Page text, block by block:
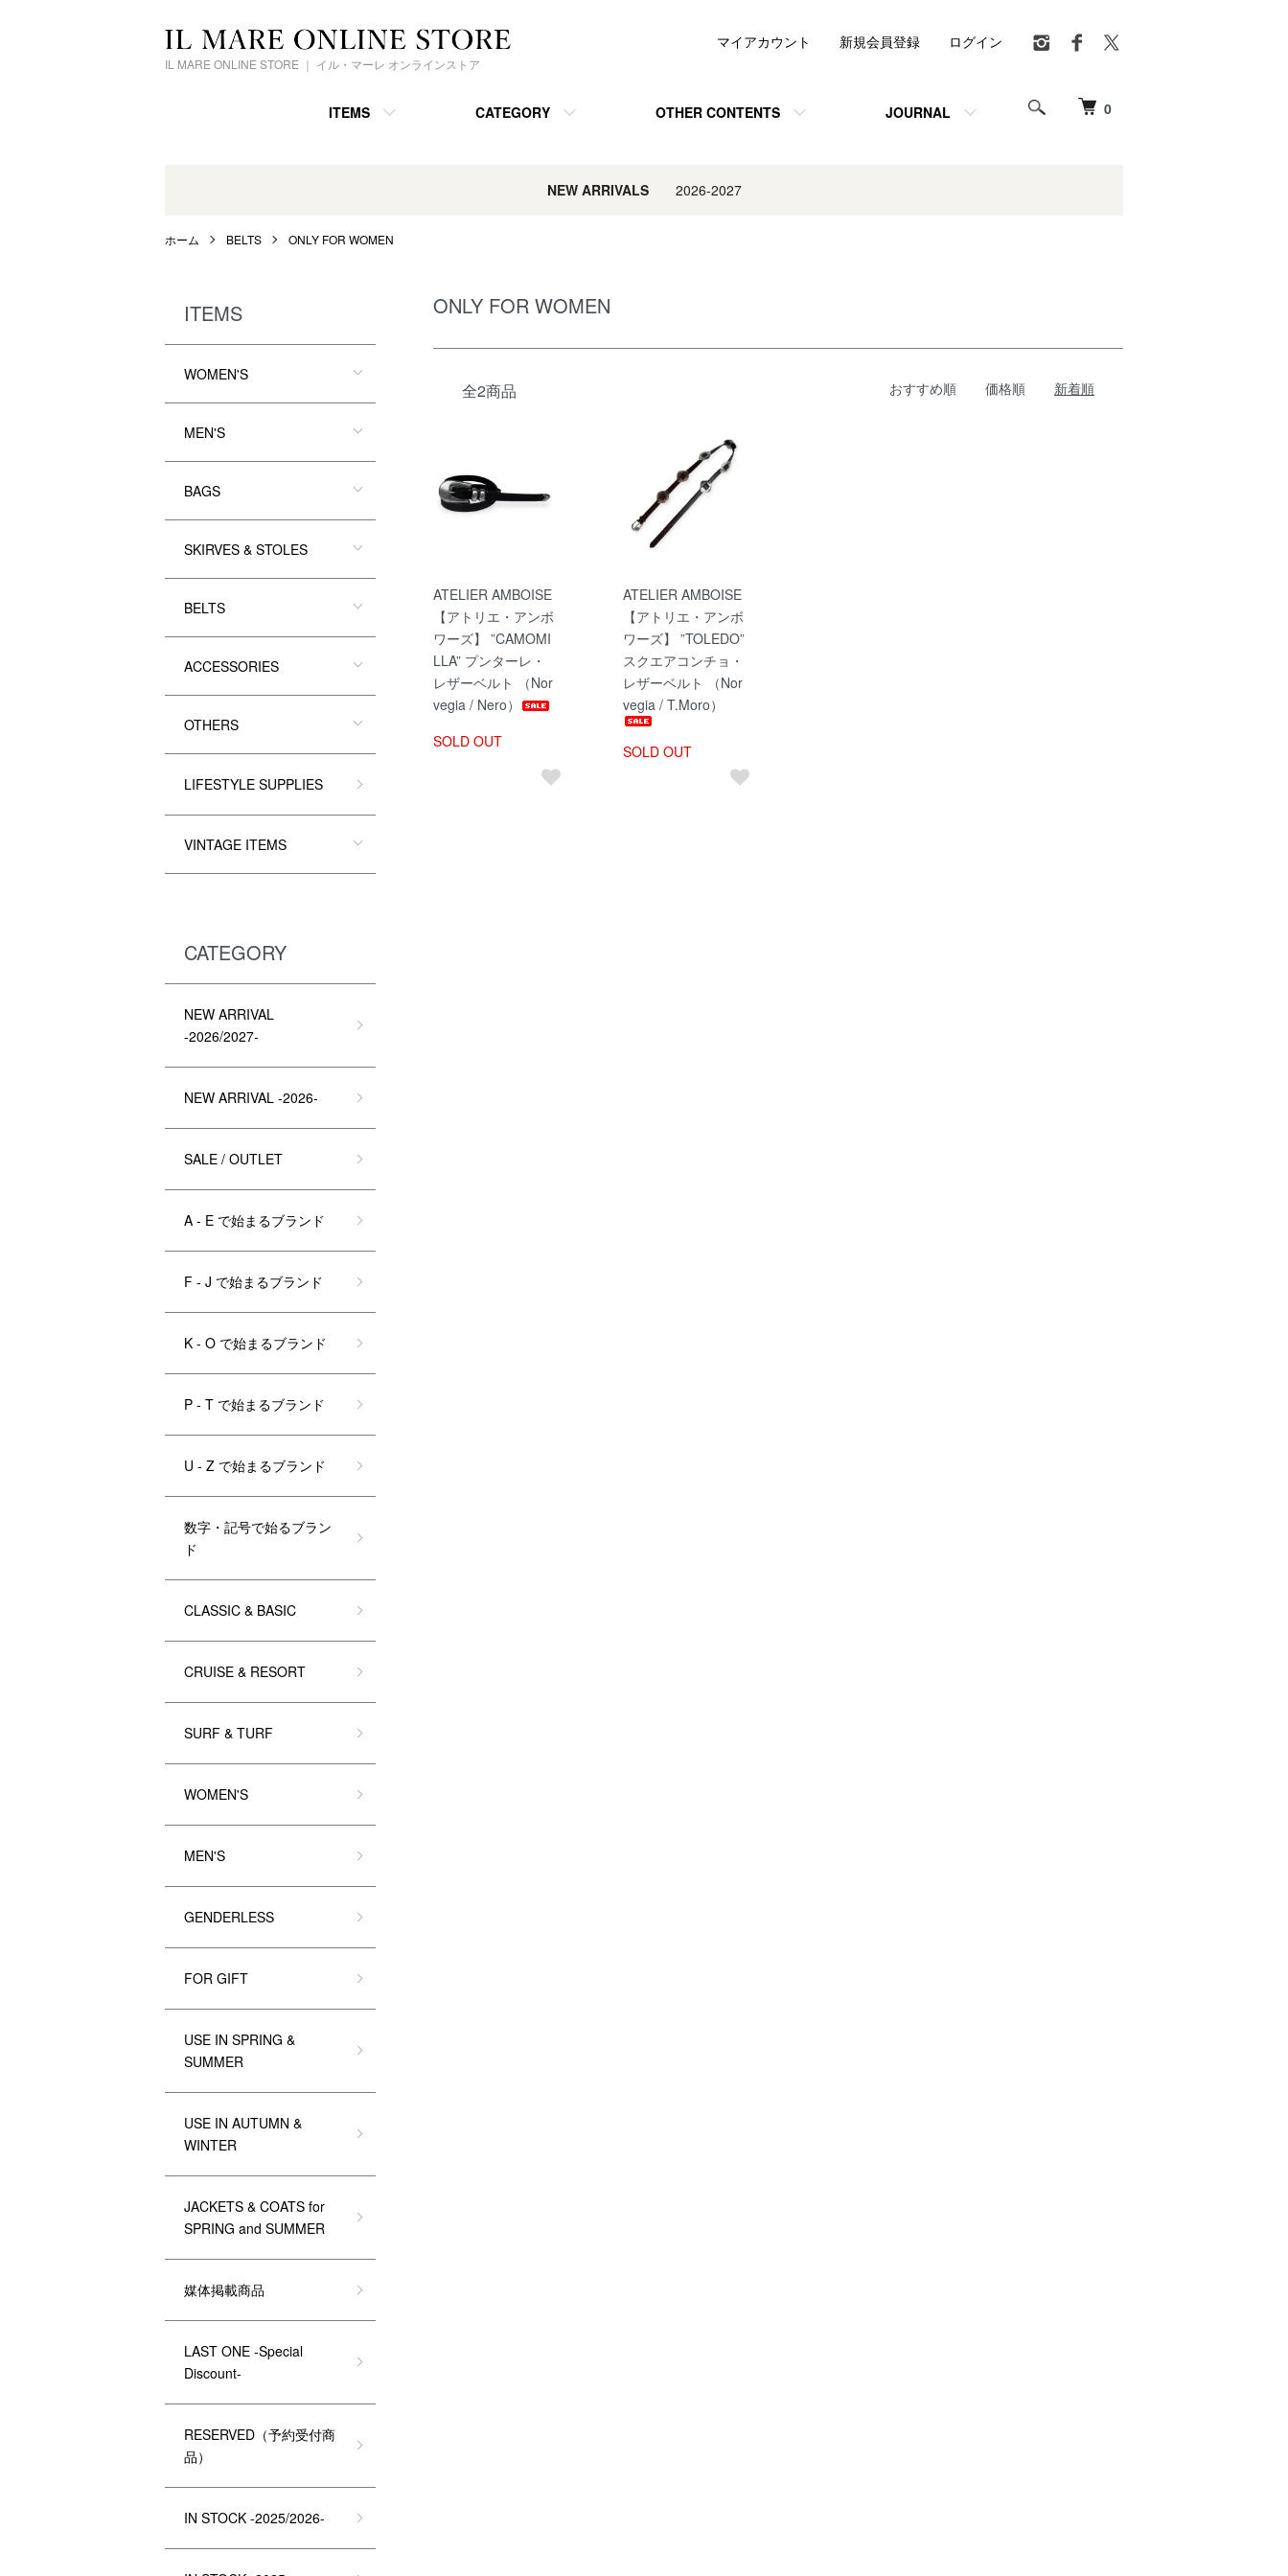
IL MARE ONLINE STORE ｜ イル・マーレ オンラインストア
0
ITEMS CATEGORY OTHER CONTENTS JOURNAL
マイアカウント 新規会員登録 ログイン
NEW ARRIVALS2026-2027
ホーム BELTS ONLY FOR WOMEN
ONLY FOR WOMEN
全2商品 おすすめ順 価格順 新着順
ATELIER AMBOISE
【アトリエ・アンボ
ワーズ】 ”CAMOMI
LLA” プンターレ・
レザーベルト （Nor
vegia / Nero）
SOLD OUT
ATELIER AMBOISE
【アトリエ・アンボ
ワーズ】 ”TOLEDO”
スクエアコンチョ・
レザーベルト （Nor
vegia / T.Moro）
SOLD OUT
ITEMS
WOMEN'S
MEN'S
BAGS
SKIRVES & STOLES
BELTS
ACCESSORIES
OTHERS
LIFESTYLE SUPPLIES
VINTAGE ITEMS
CATEGORY
NEW ARRIVAL
-2026/2027-
NEW ARRIVAL -2026-
SALE / OUTLET
A - E で始まるブランド
F - J で始まるブランド
K - O で始まるブランド
P - T で始まるブランド
U - Z で始まるブランド
数字・記号で始るブラン
ド
CLASSIC & BASIC
CRUISE & RESORT
SURF & TURF
WOMEN'S
MEN'S
GENDERLESS
FOR GIFT
USE IN SPRING &
SUMMER
USE IN AUTUMN &
WINTER
JACKETS & COATS for
SPRING and SUMMER
媒体掲載商品
LAST ONE -Special
Discount-
RESERVED（予約受付商
品）
IN STOCK -2025/2026-